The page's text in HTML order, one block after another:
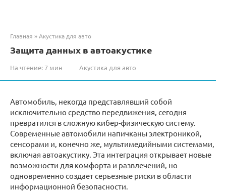
Главная »Акустика для авто
Защита данных в автоакустике
На чтение: 7 мин Акустика для авто
Автомобиль, некогда представлявший собой
исключительно средство передвижения, сегодня
превратился в сложную кибер-физическую систему.
Современные автомобили напичканы электроникой,
сенсорами и, конечно же, мультимедийными системами,
включая автоакустику. Эта интеграция открывает новые
возможности для комфорта и развлечений, но
одновременно создает серьезные риски в области
информационной безопасности.